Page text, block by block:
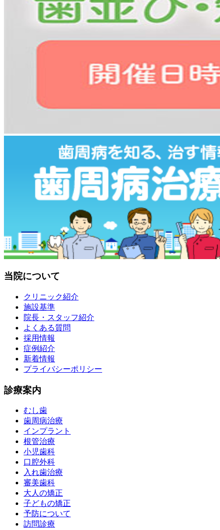
当院について
クリニック紹介
施設基準
院長・スタッフ紹介
よくある質問
採用情報
症例紹介
新着情報
プライバシーポリシー
診療案内
むし歯
歯周病治療
インプラント
根管治療
小児歯科
口腔外科
入れ歯治療
審美歯科
大人の矯正
子どもの矯正
予防について
訪問診療